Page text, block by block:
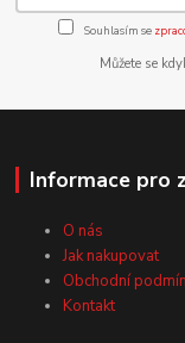
Souhlasím se
Můžete se
Informace pro
O nás
Jak nakupovat
Obchodní
Kontakt